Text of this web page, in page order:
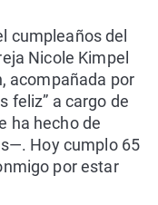
cumpleaños del
Nicole Kimpel
acompañada por
feliz” a cargo de
ha hecho de
Hoy cumplo 65
por estar